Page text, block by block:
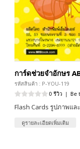
การ์ดช่วยจำอักษร
รหัสสินค้า : P-YOU-119
0 รีวิว | Be
Flash Cards รูปภาพแล
ดูรายละเอียดเพิ่มเติม